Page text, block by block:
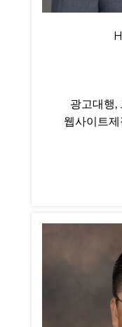
광고대행,
웹사이트